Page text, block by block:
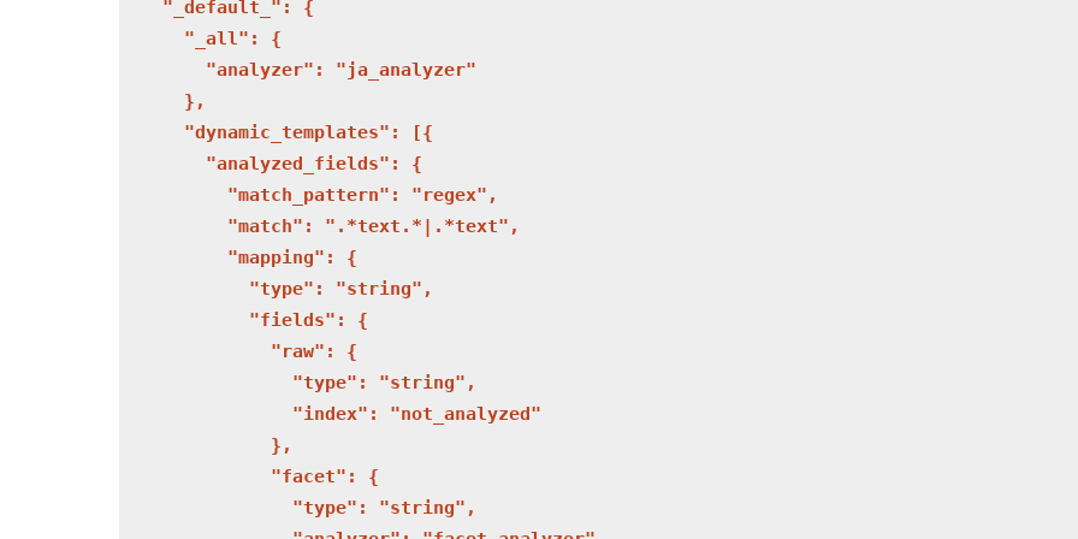
    "_default_": {
      "_all": {
        "analyzer": "ja_analyzer"
      },
      "dynamic_templates": [{
        "analyzed_fields": {
          "match_pattern": "regex",
          "match": ".*text.*|.*text",
          "mapping": {
            "type": "string",
            "fields": {
              "raw": {
                "type": "string",
                "index": "not_analyzed"
              },
              "facet": {
                "type": "string",